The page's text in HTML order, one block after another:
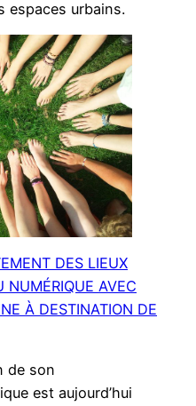
espaces urbains.
DES LIEUX
NUMÉRIQUE AVEC
À DESTINATION DE
de son
est aujourd’hui